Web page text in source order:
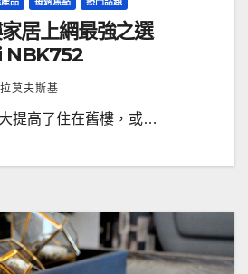
居上網最強之選
莫夫斯基
提高了住在舊樓，或…